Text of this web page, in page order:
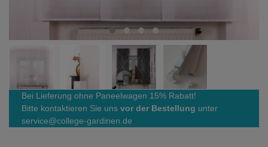
Bei Lieferung ohne Paneelwagen 15% Rabatt!
Bitte kontaktieren Sie uns vor der Bestellung unter
service@college-gardinen.de